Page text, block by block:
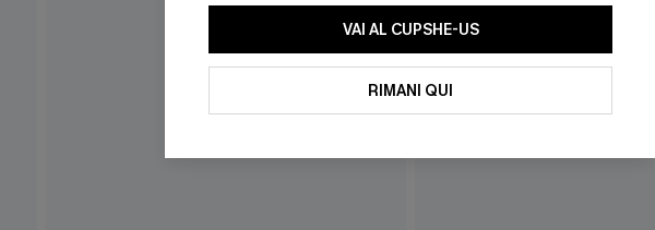
VAI AL CUPSHE-US
RIMANI QUI